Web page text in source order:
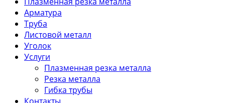
Арматура
Труба
Листовой металл
Уголок
Услуги
Плазменная резка металла
Резка металла
Гибка трубы